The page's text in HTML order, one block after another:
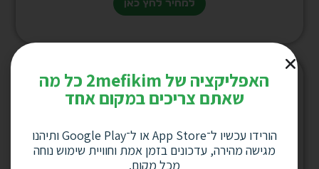
למחיר לחץ כאן
האפליקציה של 2mefikim כל מה
שאתם צריכים במקום אחד
הורידו עכשיו ל־App Store או ל־Google Play ותיהנו
מגישה מהירה, עדכונים בזמן אמת וחוויית שימוש נוחה
מכל מקום.